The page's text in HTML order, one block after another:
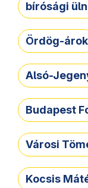
bírósági
Ördög-árok
Alsó-
Budapest
Városi
Kocsis